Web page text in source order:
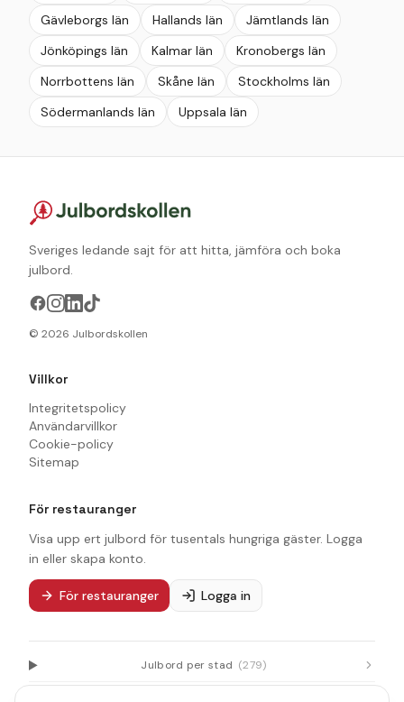
Gävleborgs län
Hallands län
Jämtlands län
Jönköpings län
Kalmar län
Kronobergs län
Norrbottens län
Skåne län
Stockholms län
Södermanlands län
Uppsala län
Sveriges ledande sajt för att hitta, jämföra och boka
julbord.
© 2026 Julbordskollen
Villkor
Integritetspolicy
Användarvillkor
Cookie-policy
Sitemap
För restauranger
Visa upp ert julbord för tusentals hungriga gäster. Logga
in eller skapa konto.
För restauranger Logga in
Julbord per stad (279)